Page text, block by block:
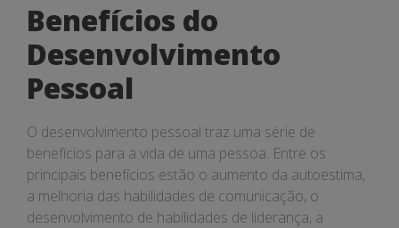
Benefícios do
Desenvolvimento
Pessoal
O desenvolvimento pessoal traz uma série de
benefícios para a vida de uma pessoa. Entre os
principais benefícios estão o aumento da autoestima,
a melhoria das habilidades de comunicação, o
desenvolvimento de habilidades de liderança, a